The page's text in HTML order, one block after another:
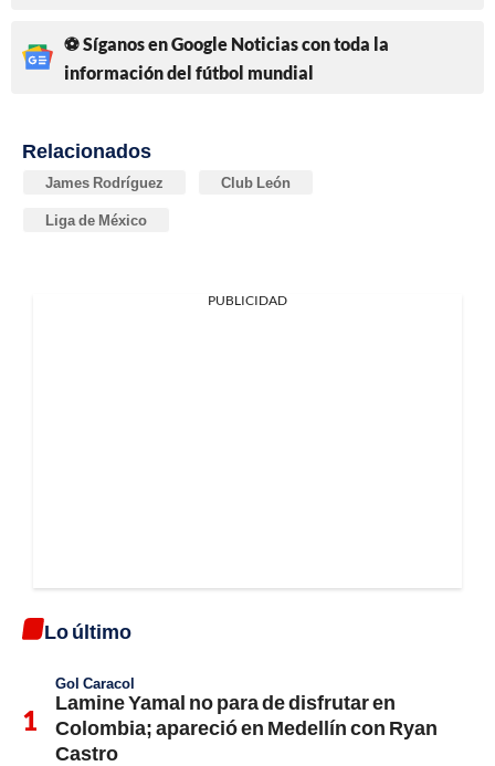
⚽ Síganos en Google Noticias con toda la
información del fútbol mundial
Relacionados
James Rodríguez Club León
Liga de México
PUBLICIDAD
Lo último
Gol Caracol
Lamine Yamal no para de disfrutar en
Colombia; apareció en Medellín con Ryan
Castro